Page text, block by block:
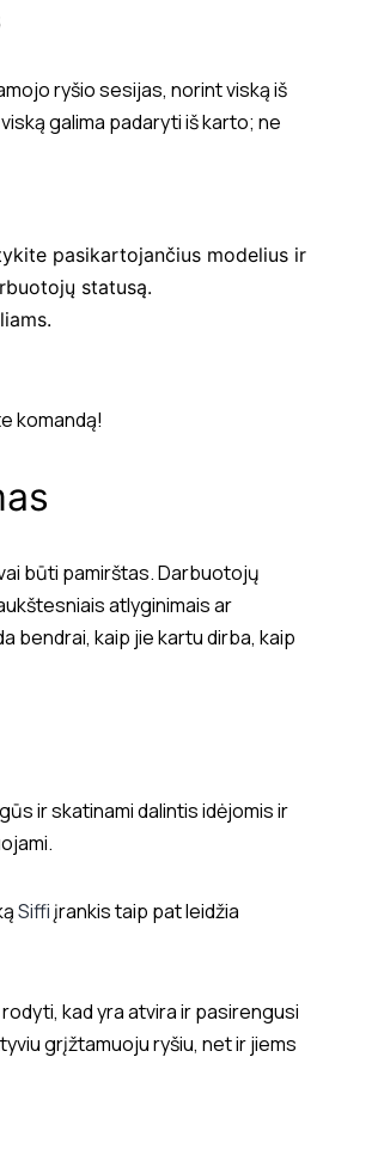
ryšio sesijas, norint viską iš
galima padaryti iš karto; ne
pasikartojančius modelius ir
statusą.
komandą!
būti pamirštas. Darbuotojų
atlyginimais ar
bendrai, kaip jie kartu dirba, kaip
ir skatinami dalintis idėjomis ir
Siffi įrankis taip pat leidžia
kad yra atvira ir pasirengusi
grįžtamuoju ryšiu, net ir jiems